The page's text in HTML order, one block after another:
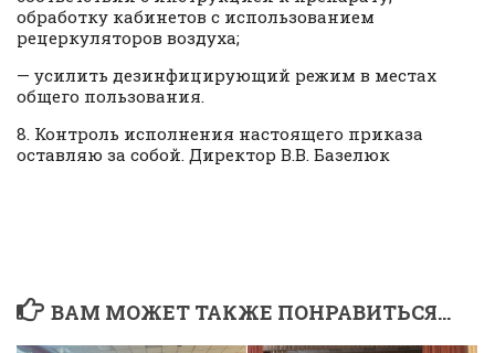
обработку кабинетов с использованием
рецеркуляторов воздуха;
— усилить дезинфицирующий режим в местах
общего пользования.
8. Контроль исполнения настоящего приказа
оставляю за собой. Директор В.В. Базелюк
ВАМ МОЖЕТ ТАКЖЕ ПОНРАВИТЬСЯ...